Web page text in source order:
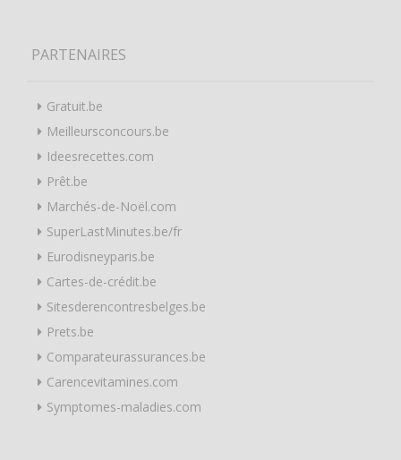
PARTENAIRES
Gratuit.be
Meilleursconcours.be
Ideesrecettes.com
Prêt.be
Marchés-de-Noël.com
SuperLastMinutes.be/fr
Eurodisneyparis.be
Cartes-de-crédit.be
Sitesderencontresbelges.be
Prets.be
Comparateurassurances.be
Carencevitamines.com
Symptomes-maladies.com